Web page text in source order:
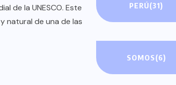
de la UNESCO. Este
natural de una de las
PERÚ(31)
SOMOS(6)